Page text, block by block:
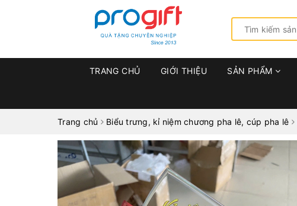
TRANG CHỦ GIỚI THIỆU SẢN PHẨM
Trang chủ Biểu trưng, kỉ niệm chương pha lê, cúp pha lê